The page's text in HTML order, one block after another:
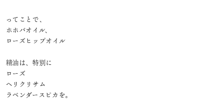
ってことで、
ホホバオイル、
ローズヒップオイル⁡
精油は、特別に
ローズ
ヘリクリサム
ラベンダースピカを。